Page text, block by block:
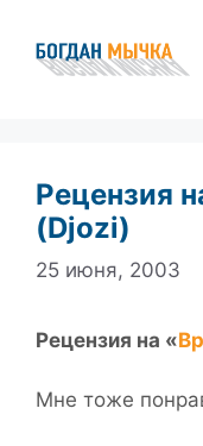
содержимому
Рецензия
(Djozi)
25 июня, 2003
Рецензия на «
Мне тоже